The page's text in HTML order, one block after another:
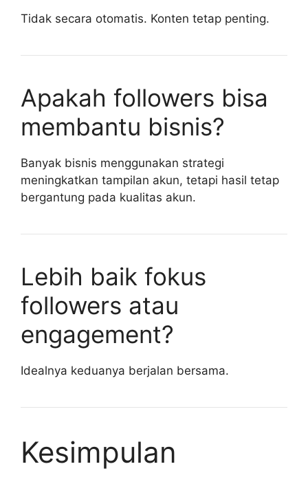
Tidak secara otomatis. Konten tetap penting.
Apakah followers bisa
membantu bisnis?
Banyak bisnis menggunakan strategi
meningkatkan tampilan akun, tetapi hasil tetap
bergantung pada kualitas akun.
Lebih baik fokus
followers atau
engagement?
Idealnya keduanya berjalan bersama.
Kesimpulan